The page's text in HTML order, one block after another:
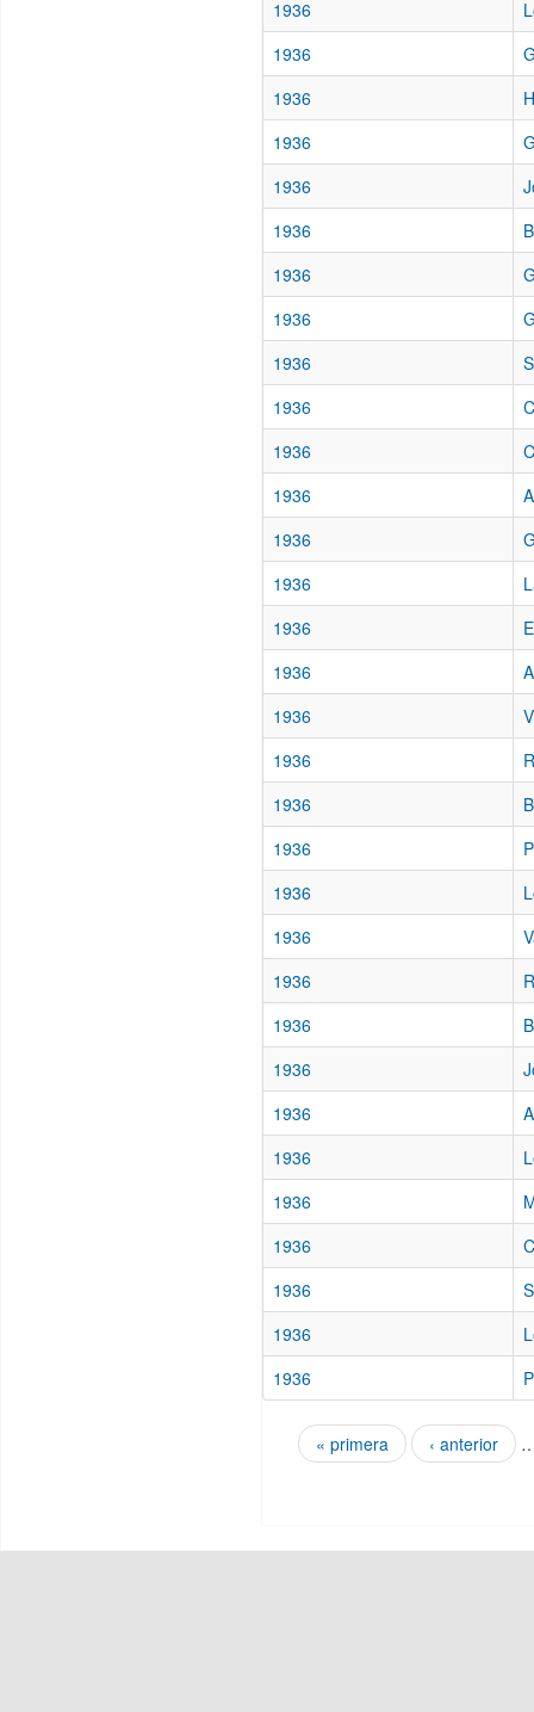
1936
1936
1936
1936
1936
1936
1936
1936
1936
1936
1936
1936
1936
1936
1936
1936
1936
1936
1936
1936
1936
1936
1936
1936
1936
1936
1936
1936
1936
1936
1936
1936
Páginas
« primera ‹ anterior